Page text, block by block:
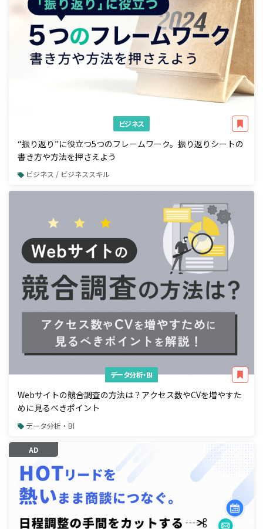
ビジネス
“振り返り”に役立つ5つのフレームワーク。振り返りシートの
書き方や方法を押さえよう
ビジネス / ビジネススキル
データ分析・BI
Webサイトの競合調査の方法は？アクセス数やCVを増やすた
めに見るべきポイント
データ分析・BI
AD